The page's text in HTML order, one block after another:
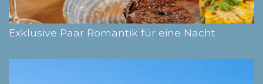
Exklusive Paar Romantik für eine Nacht